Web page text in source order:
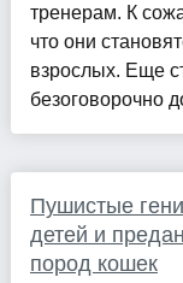
тренерам. К
что они
взрослых. Еще
безоговорочно
Пушистые
детей и
пород кошек